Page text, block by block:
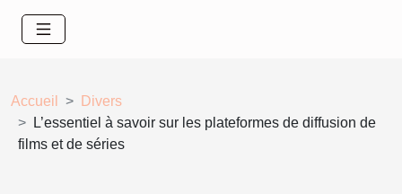
Accueil
Divers
L’essentiel à savoir sur les plateformes de diffusion de
films et de séries